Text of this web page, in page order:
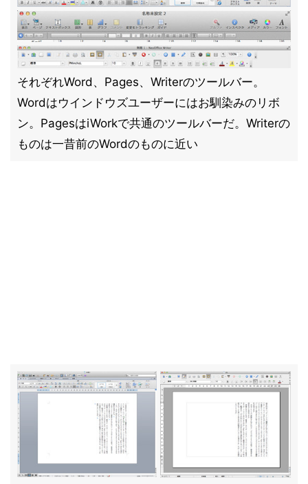
それぞれWord、Pages、Writerのツールバー。
Wordはウインドウズユーザーにはお馴染みのリボ
ン。PagesはiWorkで共通のツールバーだ。Writerの
ものは一昔前のWordのものに近い